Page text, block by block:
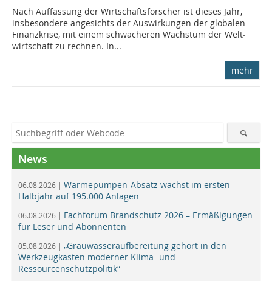
Nach Auffassung der Wirtschaftsforscher ist dieses Jahr,
insbesondere angesichts der Auswir­kungen der globalen
Finanzkrise, mit einem schwä­cheren Wachstum der Welt­
wirt­schaft zu rechnen. In...
mehr
News
06.08.2026 | Wärmepumpen-Absatz wächst im ersten
Halbjahr auf 195.000 Anlagen
06.08.2026 | Fachforum Brandschutz 2026 – Ermäßigungen
für Leser und Abonnenten
05.08.2026 | „Grauwasseraufbereitung gehört in den
Werkzeugkasten moderner Klima- und
Ressourcenschutzpolitik“